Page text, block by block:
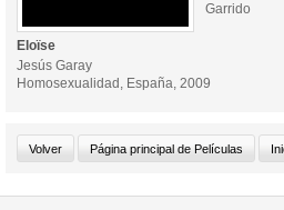
Garrido
Eloïse
Jesús Garay
Homosexualidad, España, 2009